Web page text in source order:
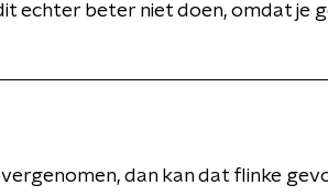
echter beter niet doen, omdat je
dan kan dat flinke